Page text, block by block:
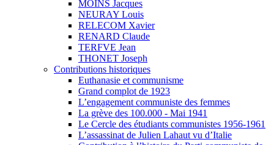
MOINS Jacques
NEURAY Louis
RELECOM Xavier
RENARD Claude
TERFVE Jean
THONET Joseph
Contributions historiques
Euthanasie et communisme
Grand complot de 1923
L’engagement communiste des femmes
La grève des 100.000 - Mai 1941
Le Cercle des étudiants communistes 1956-1961
L’assassinat de Julien Lahaut vu d’Italie